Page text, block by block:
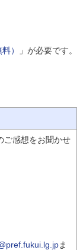
） 」が必要です。
ご感想をお聞かせ
ま